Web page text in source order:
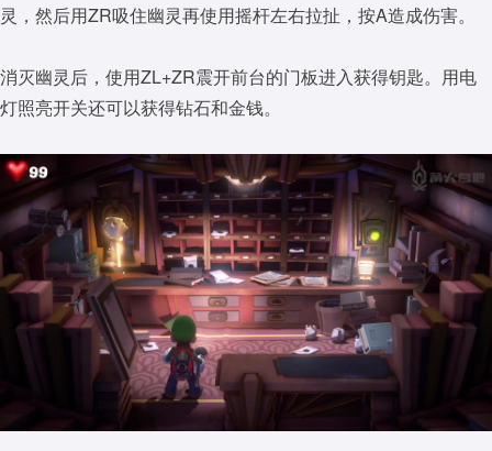
灵，然后用ZR吸住幽灵再使用摇杆左右拉扯，按A造成伤害。
消灭幽灵后，使用ZL+ZR震开前台的门板进入获得钥匙。用电
灯照亮开关还可以获得钻石和金钱。